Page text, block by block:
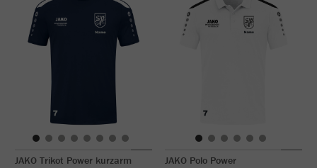
JAKO Trikot Power kurzarm
JAKO Polo Power